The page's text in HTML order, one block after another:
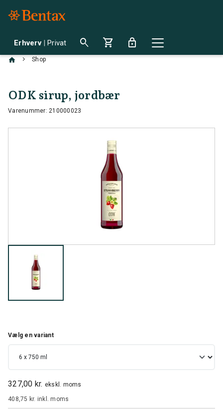
Erhverv | Privat search shopping_cart lock
chevron_right Shop
ODK sirup, jordbær
Varenummer: 210000023
327,00 kr. ekskl. moms
408,75 kr. inkl. moms
Vælg en variant